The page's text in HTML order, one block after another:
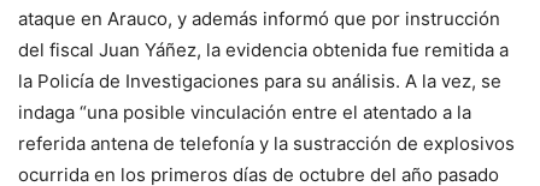
ataque en Arauco, y además informó que por instrucción
del fiscal Juan Yáñez, la evidencia obtenida fue remitida a
la Policía de Investigaciones para su análisis. A la vez, se
indaga “una posible vinculación entre el atentado a la
referida antena de telefonía y la sustracción de explosivos
ocurrida en los primeros días de octubre del año pasado